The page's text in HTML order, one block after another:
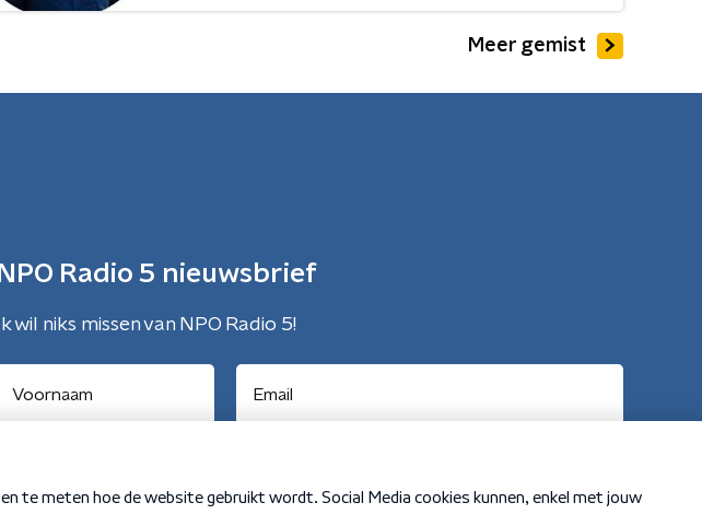
Meer gemist
NPO Radio 5 nieuwsbrief
Ik wil niks missen van NPO Radio 5!